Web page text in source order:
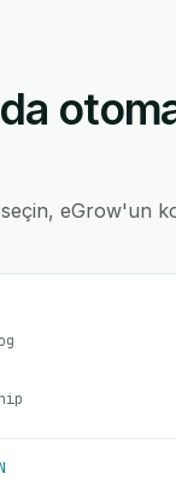
seçin, eGrow'un